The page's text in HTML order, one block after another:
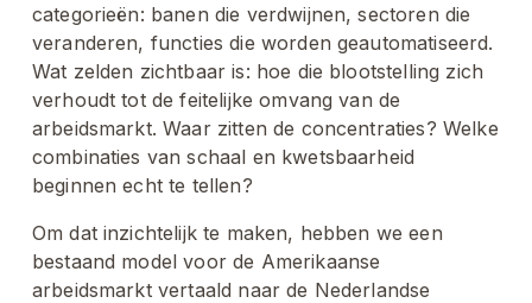
categorieën: banen die verdwijnen, sectoren die
veranderen, functies die worden geautomatiseerd.
Wat zelden zichtbaar is: hoe die blootstelling zich
verhoudt tot de feitelijke omvang van de
arbeidsmarkt. Waar zitten de concentraties? Welke
combinaties van schaal en kwetsbaarheid
beginnen echt te tellen?
Om dat inzichtelijk te maken, hebben we een
bestaand model voor de Amerikaanse
arbeidsmarkt vertaald naar de Nederlandse